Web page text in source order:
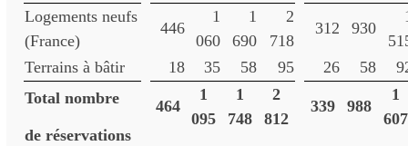
Logements neufs
(France)
446
1
060
1
690
2
718
312 930
Terrains à bâtir
18 35 58 95 26 58
Total nombre
464
1
095
1
748
2
812
339 988
1
607
de réservations